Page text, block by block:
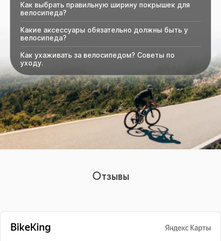
Как выбрать правильную ширину покрышек для
велосипеда?
Какие аксессуары обязательно должны быть у
велосипеда?
Как ухаживать за велосипедом? Советы по
уходу.
Отзывы